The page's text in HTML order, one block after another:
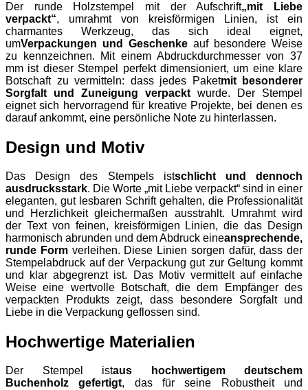
Der runde Holzstempel mit der Aufschrift„mit Liebe
verpackt“, umrahmt von kreisförmigen Linien, ist ein
charmantes Werkzeug, das sich ideal eignet,
umVerpackungen und Geschenke auf besondere Weise
zu kennzeichnen. Mit einem Abdruckdurchmesser von 37
mm ist dieser Stempel perfekt dimensioniert, um eine klare
Botschaft zu vermitteln: dass jedes Paketmit besonderer
Sorgfalt und Zuneigung verpacktwurde. Der Stempel
eignet sich hervorragend für kreative Projekte, bei denen es
darauf ankommt, eine persönliche Note zu hinterlassen.
Design und Motiv
Das Design des Stempels istschlicht und dennoch
ausdrucksstark. Die Worte „mit Liebe verpackt“ sind in einer
eleganten, gut lesbaren Schrift gehalten, die Professionalität
und Herzlichkeit gleichermaßen ausstrahlt. Umrahmt wird
der Text von feinen, kreisförmigen Linien, die das Design
harmonisch abrunden und dem Abdruck eineansprechende,
runde Formverleihen. Diese Linien sorgen dafür, dass der
Stempelabdruck auf der Verpackung gut zur Geltung kommt
und klar abgegrenzt ist. Das Motiv vermittelt auf einfache
Weise eine wertvolle Botschaft, die dem Empfänger des
verpackten Produkts zeigt, dass besondere Sorgfalt und
Liebe in die Verpackung geflossen sind.
Hochwertige Materialien
Der Stempel istaus hochwertigem deutschem
Buchenholz gefertigt, das für seine Robustheit und